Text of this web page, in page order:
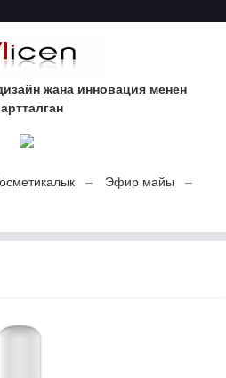
жана инновация менен
Эфир майы